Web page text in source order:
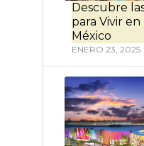
Descubre
para Vivir
México
ENERO 23, 2025